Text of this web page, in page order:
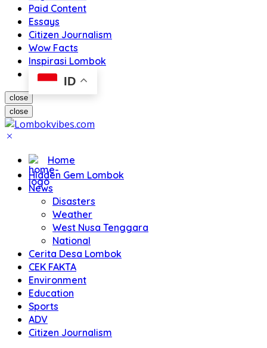
Paid Content
Essays
Citizen Journalism
Wow Facts
Inspirasi Lombok
ID
close
close
Home
Hidden Gem Lombok
News
Disasters
Weather
West Nusa Tenggara
National
Cerita Desa Lombok
CEK FAKTA
Environment
Education
Sports
ADV
Citizen Journalism